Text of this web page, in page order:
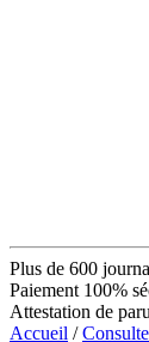
Plus de 600
Paiement 100%
Attestation de
Accueil /